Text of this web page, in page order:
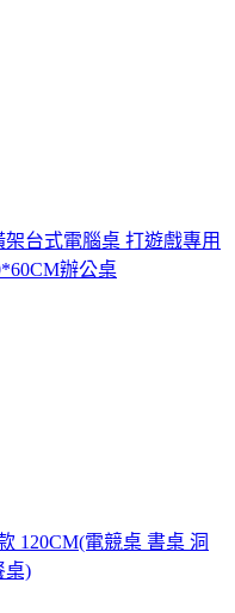
架台式電腦桌 打遊戲專用
辦公桌
120CM(電競桌 書桌 洞
桌)